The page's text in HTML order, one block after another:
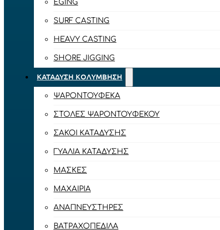
EGING
SURF CASTING
HEAVY CASTING
SHORE JIGGING
ΚΑΤΆΔΥΣΗ ΚΟΛΎΜΒΗΣΗ
ΨΑΡΟΝΤΟΎΦΕΚΑ
ΣΤΟΛΈΣ ΨΑΡΟΝΤΟΎΦΕΚΟΥ
ΣΆΚΟΙ ΚΑΤΆΔΥΣΗΣ
ΓΥΑΛΙΆ ΚΑΤΆΔΥΣΗΣ
ΜΆΣΚΕΣ
ΜΑΧΑΊΡΙΑ
ΑΝΑΠΝΕΥΣΤΉΡΕΣ
ΒΑΤΡΑΧΟΠΈΔΙΛΑ